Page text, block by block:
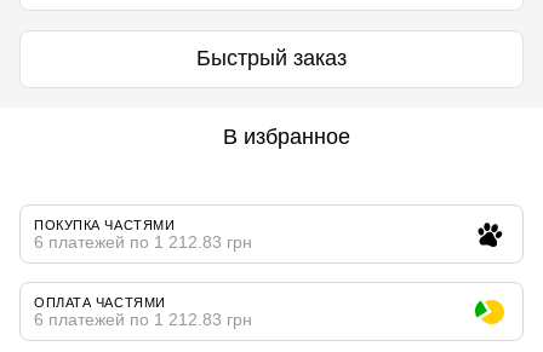
Быстрый заказ
В избранное
ПОКУПКА ЧАСТЯМИ
6 платежей по 1 212.83 грн
ОПЛАТА ЧАСТЯМИ
6 платежей по 1 212.83 грн